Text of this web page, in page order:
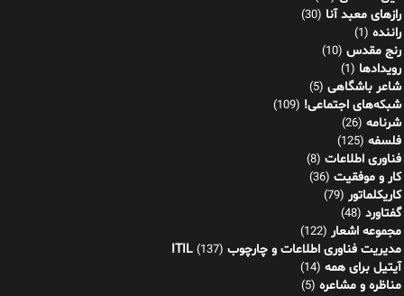
رازهای معبد آنا (30)
راننده (1)
رنج مقدس (10)
رویدادها (1)
شاعر باشگاهی (5)
شبکه‌های اجتماعی! (109)
شرنامه (26)
فلسفه (125)
فناوری اطلاعات (8)
کار و موفقیت (36)
کاریکلماتور (79)
گفتاورد (48)
مجموعه اشعار (122)
مدیریت فناوری اطلاعات و چارچوب ITIL (137)
آیتیل برای همه (14)
مناظره و مشاعره (5)